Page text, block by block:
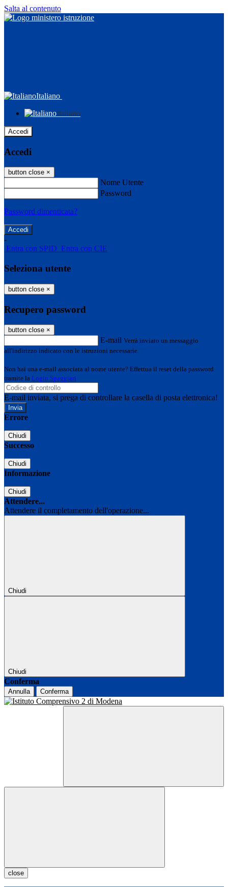
Salta al contenuto
Italiano
Italiano
Accedi
Accedi
button close ×
Nome Utente
Password
Password dimenticata?
-
Entra con SPID Entra con CIE
Seleziona utente
button close ×
Recupero password
button close ×
E-mail Verrà inviato un messaggio
all'indirizzo indicato con le istruzioni necessarie.
Non hai una e-mail associata al nome utente? Effettua il reset della password
tramite la Login Spaggiari
E-mail inviata, si prega di controllare la casella di posta elettronica!
Errore
Chiudi
Successo
Chiudi
Informazione
Chiudi
Attendere...
Attendere il completamento dell'operazione...
Chiudi
Chiudi
Conferma
Annulla Conferma
close